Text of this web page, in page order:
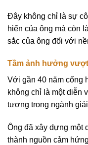
Đây không chỉ là sự
hiến của ông mà còn
sắc của ông đối với
Tầm ảnh hưởng
Với gần 40 năm cống
không chỉ là một diễn
tượng trong ngành
Ông đã xây dựng một
thành nguồn cảm